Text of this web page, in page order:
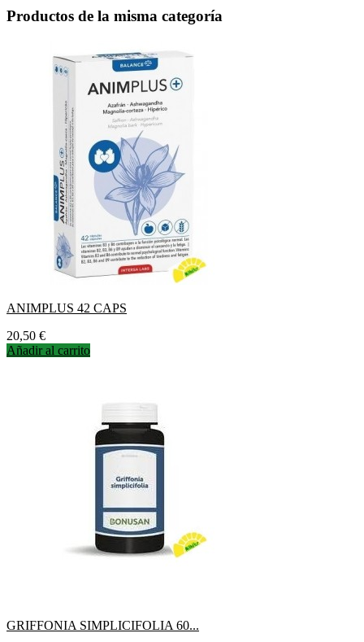
Productos de la misma categoría
ANIMPLUS 42 CAPS
Precio
20,50 €
Añadir al carrito
GRIFFONIA SIMPLICIFOLIA 60...